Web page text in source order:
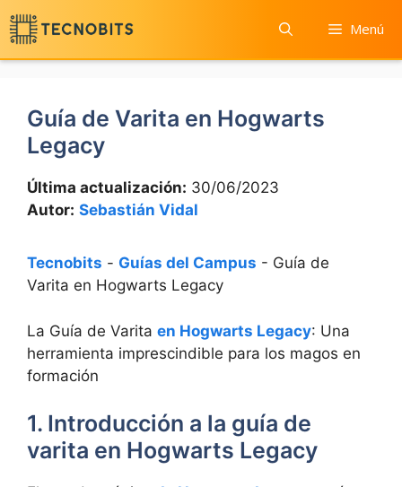
Saltar
al
contenido
Menú
Guía de Varita en Hogwarts
Legacy
Última actualización: 30/06/2023
Autor: Sebastián Vidal
Tecnobits - Guías del Campus - Guía de
Varita en Hogwarts Legacy
La Guía de Varita en Hogwarts Legacy: Una
herramienta imprescindible para los magos en
formación
1. Introducción a la guía de
varita en Hogwarts Legacy